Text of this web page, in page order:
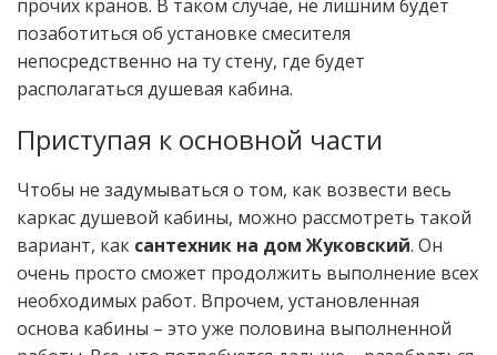
прочих кранов. В таком случае, не лишним будет
позаботиться об установке смесителя
непосредственно на ту стену, где будет
располагаться душевая кабина.
Приступая к основной части
Чтобы не задумываться о том, как возвести весь
каркас душевой кабины, можно рассмотреть такой
вариант, как сантехник на дом Жуковский. Он
очень просто сможет продолжить выполнение всех
необходимых работ. Впрочем, установленная
основа кабины – это уже половина выполненной